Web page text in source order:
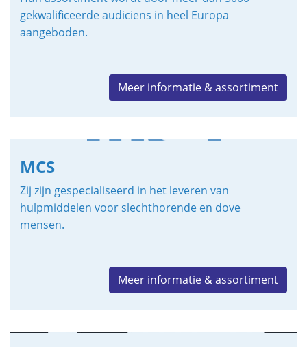
gekwalificeerde audiciens in heel Europa
aangeboden.
Meer informatie & assortiment
MCS
Zij zijn gespecialiseerd in het leveren van
hulpmiddelen voor slechthorende en dove
mensen.
Meer informatie & assortiment